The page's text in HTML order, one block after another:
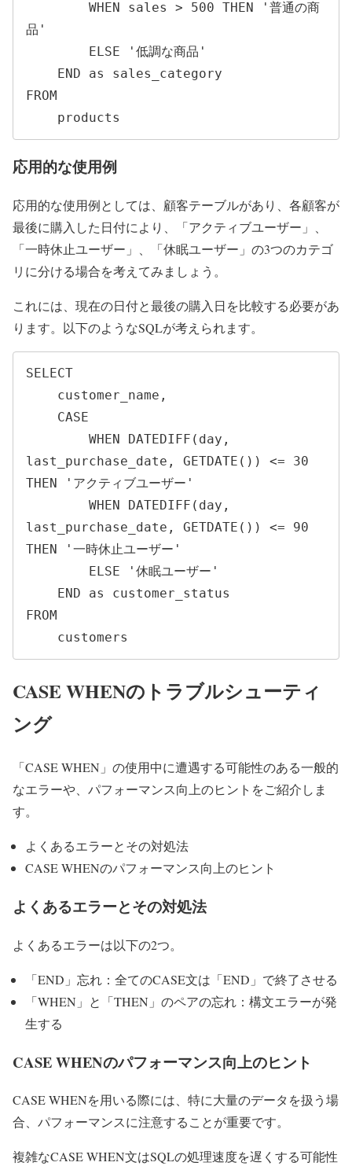
品'
FROM
    products
応用的な使用例
応用的な使用例としては、顧客テーブルがあり、各顧客が
最後に購入した日付により、「アクティブユーザー」、
「一時休止ユーザー」、「休眠ユーザー」の3つのカテゴ
リに分ける場合を考えてみましょう。
これには、現在の日付と最後の購入日を比較する必要があ
ります。以下のようなSQLが考えられます。
SELECT
last_purchase_date, GETDATE()) <= 30
THEN 'アクティブユーザー'
last_purchase_date, GETDATE()) <= 90
THEN '一時休止ユーザー'
FROM
    customers
CASE WHENのトラブルシューティ
ング
「CASE WHEN」の使用中に遭遇する可能性のある一般的
なエラーや、パフォーマンス向上のヒントをご紹介しま
す。
よくあるエラーとその対処法
CASE WHENのパフォーマンス向上のヒント
よくあるエラーとその対処法
よくあるエラーは以下の2つ。
「END」忘れ：全てのCASE文は「END」で終了させる
「WHEN」と「THEN」のペアの忘れ：構文エラーが発
生する
CASE WHENのパフォーマンス向上のヒント
CASE WHENを用いる際には、特に大量のデータを扱う場
合、パフォーマンスに注意することが重要です。
複雑なCASE WHEN文はSQLの処理速度を遅くする可能性